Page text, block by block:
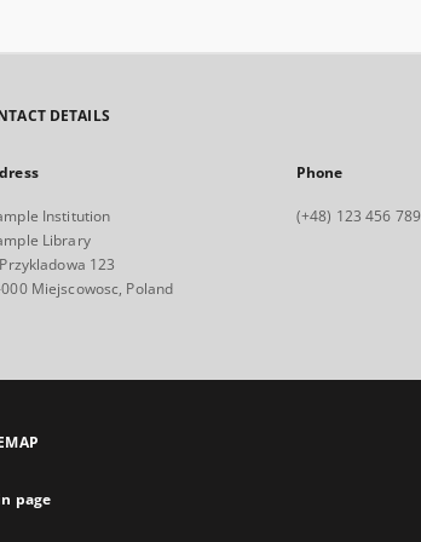
DETAILS
Institution
Library
123
Miejscowosc, Poland
Phone
(+48) 123 456 789
page